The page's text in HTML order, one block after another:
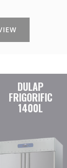
DULAP
FRIGORIFIC
1400L